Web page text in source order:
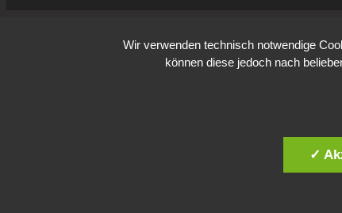
Wir verwenden technisch notwendige
können diese jedoch nach
✓